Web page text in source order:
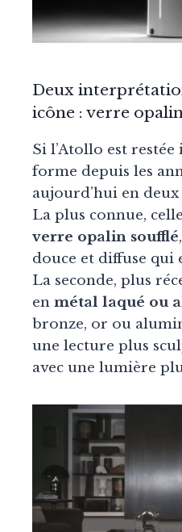
Deux
icône : verre
Si l’Atollo est
forme depuis les
aujourd’hui en
La plus connue,
verre opalin soufflé
douce et diffuse qui
La seconde, plus
en métal laqué ou
bronze, or ou
une lecture plus
avec une lumière